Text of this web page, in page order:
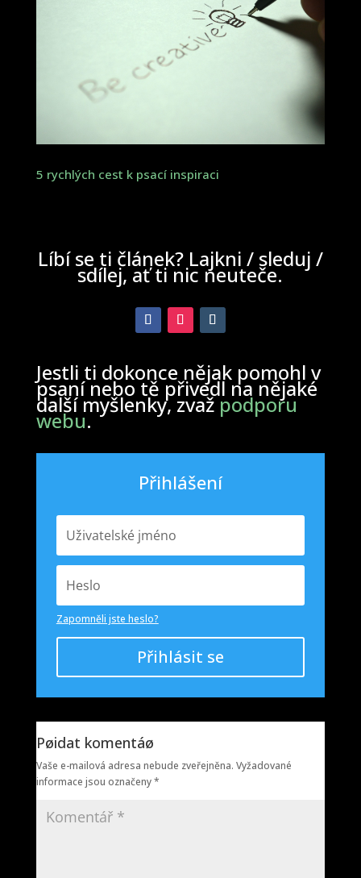
5 rychlých cest k psací inspiraci
Líbí se ti článek? Lajkni / sleduj /
sdílej, ať ti nic neuteče.
Jestli ti dokonce nějak pomohl v
psaní nebo tě přivedl na nějaké
další myšlenky, zvažpodporu
webu.
Přihlášení
Zapomněli jste heslo?
Přihlásit se
Pøidat komentáø
Vaše e-mailová adresa nebude zveřejněna. Vyžadované
informace jsou označeny*